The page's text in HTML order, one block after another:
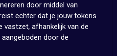
door middel van
echter dat je jouw tokens
vastzet, afhankelijk van de
door de